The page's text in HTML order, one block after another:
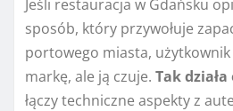
Jeśli restauracja w Gdańsku
sposób, który przywołuje
portowego miasta,
markę, ale ją czuje. Tak
łączy techniczne aspekty z